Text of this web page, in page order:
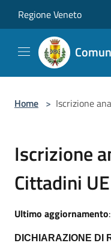
Regione Veneto
Home > Iscrizione
Iscrizione
Cittadini
Ultimo aggiornamento
DICHIARAZIONE DI